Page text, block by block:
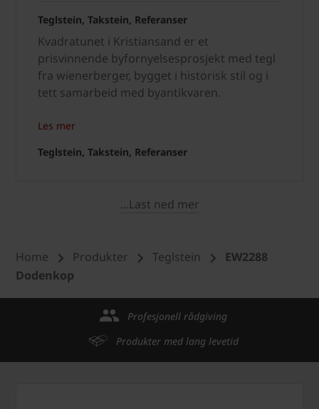
Teglstein, Takstein, Referanser
Kvadratunet i Kristiansand er et
prisvinnende byfornyelsesprosjekt med tegl
fra wienerberger, bygget i historisk stil og i
tett samarbeid med byantikvaren.
Les mer
Teglstein, Takstein, Referanser
...Last ned mer
Home Produkter Teglstein
EW2288
Dodenkop
Profesjonell rådgiving
Produkter med lang levetid